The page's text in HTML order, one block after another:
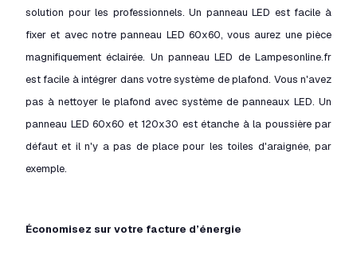
solution pour les professionnels. Un panneau LED est facile à
fixer et avec notre panneau LED 60x60, vous aurez une pièce
magnifiquement éclairée. Un panneau LED de Lampesonline.fr
est facile à intégrer dans votre système de plafond. Vous n'avez
pas à nettoyer le plafond avec système de panneaux LED. Un
panneau LED 60x60 et 120x30 est étanche à la poussière par
défaut et il n'y a pas de place pour les toiles d'araignée, par
exemple.
Économisez sur votre facture d’énergie